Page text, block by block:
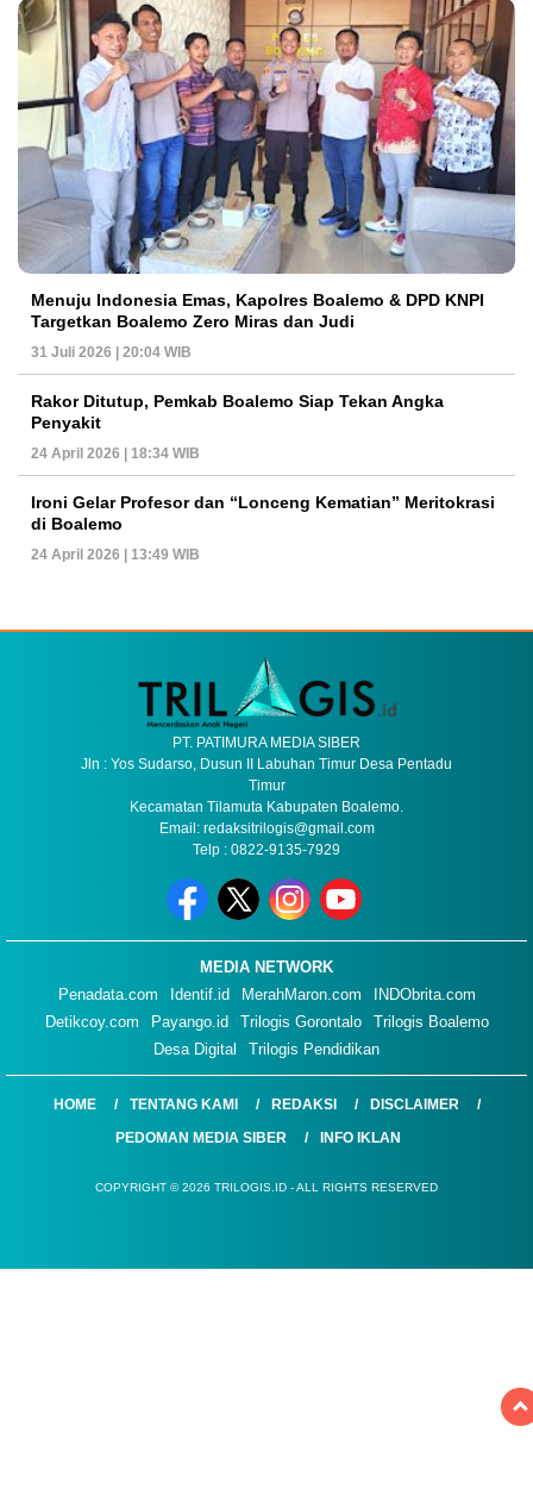
Menuju Indonesia Emas, Kapolres Boalemo & DPD KNPI
Targetkan Boalemo Zero Miras dan Judi
31 Juli 2026 | 20:04 WIB
Rakor Ditutup, Pemkab Boalemo Siap Tekan Angka
Penyakit
24 April 2026 | 18:34 WIB
Ironi Gelar Profesor dan “Lonceng Kematian” Meritokrasi
di Boalemo
24 April 2026 | 13:49 WIB
PT. PATIMURA MEDIA SIBER
Jln : Yos Sudarso, Dusun II Labuhan Timur Desa Pentadu
Timur
Kecamatan Tilamuta Kabupaten Boalemo.
Email: redaksitrilogis@gmail.com
Telp : 0822-9135-7929
MEDIA NETWORK
Penadata.com
Identif.id MerahMaron.com
INDObrita.com
Detikcoy.com
Payango.id Trilogis Gorontalo
Trilogis Boalemo
Desa Digital
Trilogis Pendidikan
HOME TENTANG KAMI REDAKSI
DISCLAIMER
PEDOMAN MEDIA SIBER
INFO IKLAN
COPYRIGHT © 2026 TRILOGIS.ID - ALL RIGHTS RESERVED